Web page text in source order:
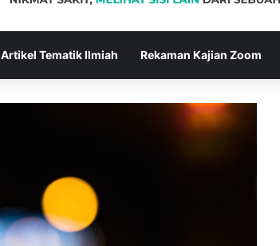
Artikel Tematik Ilmiah Rekaman Kajian Zoom